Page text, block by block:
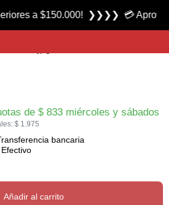
Valley
de $833 miércoles y sábados
$ 1.975
bancaria
Añadir al carrito
❯❯❯❯ 💳 Aprovecha las